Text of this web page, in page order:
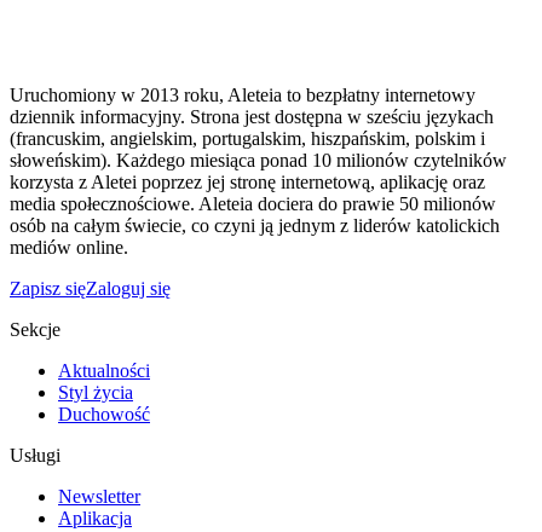
Uruchomiony w 2013 roku, Aleteia to bezpłatny internetowy
dziennik informacyjny. Strona jest dostępna w sześciu językach
(francuskim, angielskim, portugalskim, hiszpańskim, polskim i
słoweńskim). Każdego miesiąca ponad 10 milionów czytelników
korzysta z Aletei poprzez jej stronę internetową, aplikację oraz
media społecznościowe. Aleteia dociera do prawie 50 milionów
osób na całym świecie, co czyni ją jednym z liderów katolickich
mediów online.
Zapisz sięZaloguj się
Sekcje
Aktualności
Styl życia
Duchowość
Usługi
Newsletter
Aplikacja